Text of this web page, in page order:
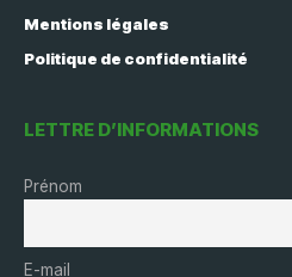
Mentions légales
Politique de confidentialité
LETTRE D’INFORMATIONS
Prénom
E-mail